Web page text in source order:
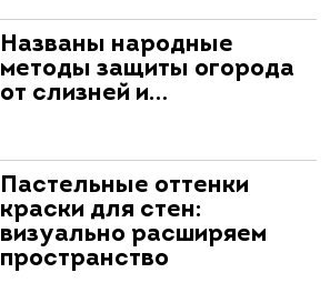
Названы народные
методы защиты огорода
от слизней и…
Пастельные оттенки
краски для стен:
визуально расширяем
пространство